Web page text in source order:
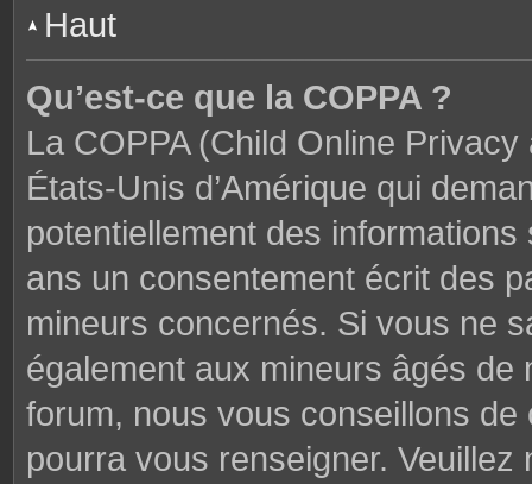
Haut
Qu’est-ce que la COPPA ?
La COPPA (Child Online
États-Unis d’Amérique qui
potentiellement des
ans un consentement écrit des
mineurs concernés. Si vous ne
également aux mineurs âgés
forum, nous vous conseillons
pourra vous renseigner.